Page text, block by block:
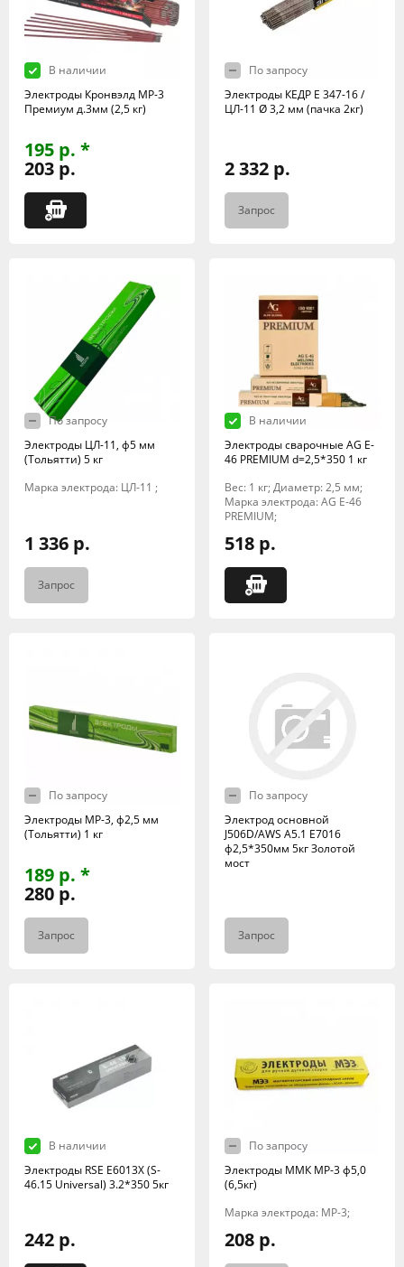
В наличии
Электроды Кронвэлд МР-3
Премиум д.3мм (2,5 кг)
195 р. *
203 р.
По запросу
Электроды КЕДР E 347-16 /
ЦЛ-11 Ø 3,2 мм (пачка 2кг)
2 332 р.
Запрос
По запросу
Электроды ЦЛ-11, ф5 мм
(Тольятти) 5 кг
Марка электрода: ЦЛ-11 ;
1 336 р.
Запрос
В наличии
Электроды сварочные AG E-
46 PREMIUM d=2,5*350 1 кг
Вес: 1 кг; Диаметр: 2,5 мм;
Марка электрода: AG E-46
PREMIUM;
518 р.
По запросу
Электроды МР-3, ф2,5 мм
(Тольятти) 1 кг
189 р. *
280 р.
Запрос
По запросу
Электрод основной
J506D/AWS A5.1 E7016
ф2,5*350мм 5кг Золотой
мост
Запрос
В наличии
Электроды RSE Е6013X (S-
46.15 Universal) 3.2*350 5кг
242 р.
По запросу
Электроды ММК МР-3 ф5,0
(6,5кг)
Марка электрода: МР-3;
208 р.